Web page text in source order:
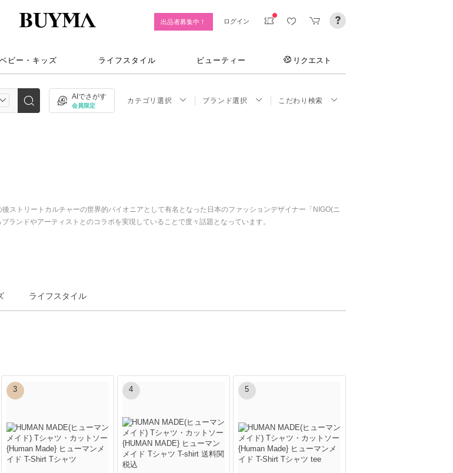
出品者募集中！ ログイン
ベビー・キッズ ライフスタイル ビューティー リクエスト
AIでさがす
会員限定
カテゴリ選択 ブランド選択 こだわり検索
ストリートカルチャーの世界的パイオニアとして有名となった日本のファッションデザイナー「NIGO(ニ
ンドやアーティストとのコラボを実現していることで度々話題となっています。
ライフスタイル
3 4 5